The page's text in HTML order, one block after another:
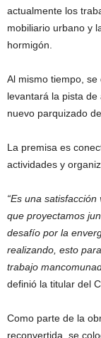
actualmente los
mobiliario urbano y
hormigón.
Al mismo tiempo,
levantará la pista
nuevo parquizado
La premisa es
actividades y
“Es una
que proyectamos
desafío por la
realizando, esto
trabajo
definió la titular del
Como parte de la
reconvertida, se